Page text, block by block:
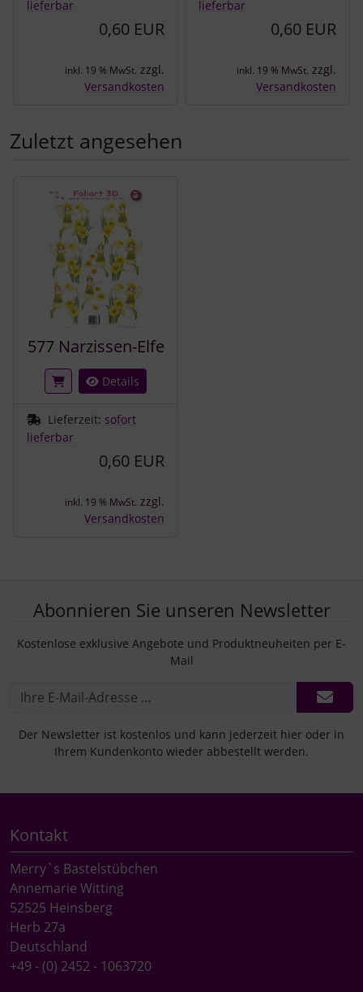
lieferbar
0,60 EUR
inkl. 19 % MwSt. zzgl.
Versandkosten
lieferbar
0,60 EUR
inkl. 19 % MwSt. zzgl.
Versandkosten
Zuletzt angesehen
577 Narzissen-Elfe
Details
Lieferzeit: sofort
lieferbar
0,60 EUR
inkl. 19 % MwSt. zzgl.
Versandkosten
Abonnieren Sie unseren Newsletter
Kostenlose exklusive Angebote und Produktneuheiten per E-
Mail
Der Newsletter ist kostenlos und kann jederzeit hier oder in
Ihrem Kundenkonto wieder abbestellt werden.
Kontakt
Merry`s Bastelstübchen
Annemarie Witting
52525 Heinsberg
Herb 27a
Deutschland
+49 - (0) 2452 - 1063720